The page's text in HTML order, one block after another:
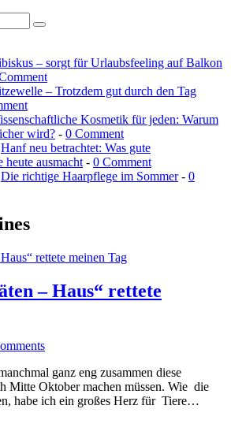
– sorgt für Urlaubsfeeling auf Balkon
– Trotzdem gut durch den Tag
Kosmetik für jeden: Warum
wird? - 0 Comment
Hanf neu betrachtet: Was gute
heute ausmacht - 0 Comment
Die richtige Haarpflege im Sommer- 0
– Haus“ rettete
ganz eng zusammen diese
Mitte Oktober machen müssen. Wie die
habe ich ein großes Herz für Tiere…